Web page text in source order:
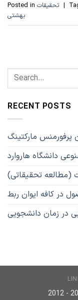
Posted in تحقیقات |
بهشتی
RECENT POSTS
پرفورمنس مارکتینگ
دانشگاه هاروارد
(مطالعه تحقیقاتی)
در کافه ایوان ربط
در زمان دانشجویی
2012 -